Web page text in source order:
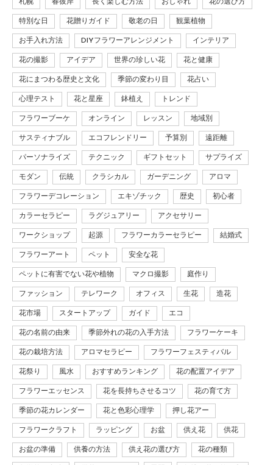
札幌 春彼岸 長く楽しむ方法 おしゃれ 花の選び方
特別な日 花贈りガイド 敬老の日 観葉植物
お手入れ方法 DIYフラワーアレンジメント インテリア
花の撮影 アイデア 世界の珍しい花 花と健康
花にまつわる歴史と文化 季節の変わり目 花占い
心理テスト 花と星座 鉢植え トレンド
フラワーブーケ オンライン レッスン 地域別
サスティナブル エコフレンドリー 予算別 遠距離
パーソナライズ テクニック ギフトセット サプライズ
モダン 伝統 クラシカル ガーデニング アロマ
フラワーデコレーション エキゾチック 歴史 初心者
カラーセラピー ラグジュアリー アクセサリー
ワークショップ 起源 フラワーカラーセラピー 結婚式
フラワーアート ペット 安全な花
ペットに有害でない花や植物 マクロ撮影 庭作り
ファッション テレワーク オフィス 生花 造花
花市場 スタートアップ ガイド エコ
花の名前の由来 季節外れの花の入手方法 フラワーケーキ
花の栽培方法 アロマセラピー フラワーフェスティバル
花祭り 風水 おすすめランキング 花の配置アイデア
フラワーエッセンス 花を長持ちさせるコツ 花の育て方
季節の花カレンダー 花と色彩心理学 押し花アー
フラワークラフト ラッピング お盆 供え花 供花
お盆の準備 供養の方法 供え花の選び方 花の種類